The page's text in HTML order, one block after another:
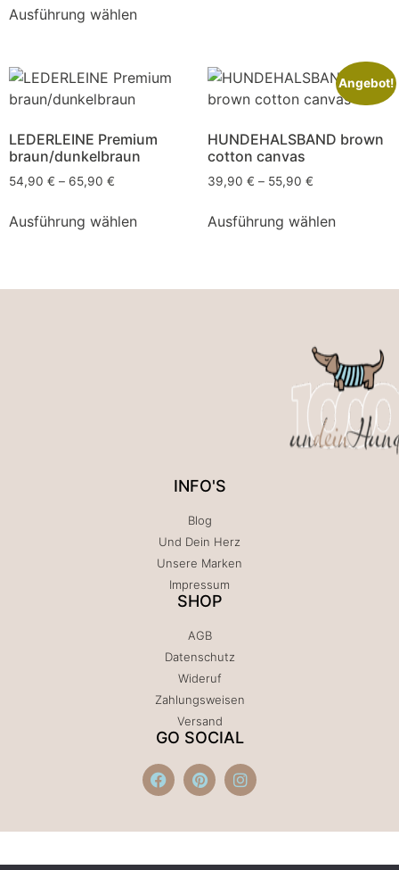
Ausführung wählen
LEDERLEINE Premium
braun/dunkelbraun
54,90 € – 65,90 €
Ausführung wählen
Angebot!
HUNDEHALSBAND brown
cotton canvas
39,90 € – 55,90 €
Ausführung wählen
INFO'S
Blog
Und Dein Herz
Unsere Marken
Impressum
SHOP
AGB
Datenschutz
Wideruf
Zahlungsweisen
Versand
GO SOCIAL